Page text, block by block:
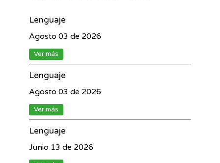
Lenguaje
Agosto 03 de 2026
Ver más
Lenguaje
Agosto 03 de 2026
Ver más
Lenguaje
Junio 13 de 2026